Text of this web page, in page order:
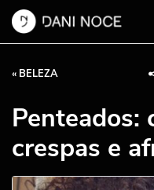
« BELEZA
Penteados:
crespas e